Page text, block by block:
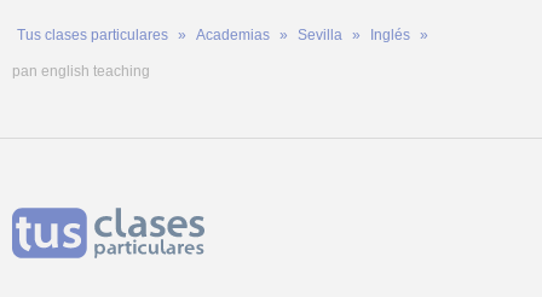
Tus clases particulares Academias Sevilla Inglés
pan english teaching